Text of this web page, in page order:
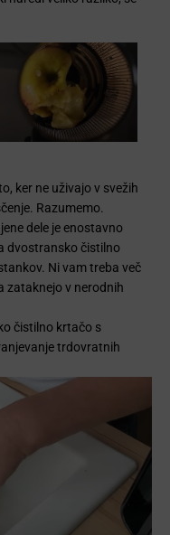
ker ne uživajo v svežih
Razumemo.
dele je enostavno
dvostransko čistilno
Ni vam treba več
zataknejo v nerodnih
čistilno krtačo s
trdovratnih